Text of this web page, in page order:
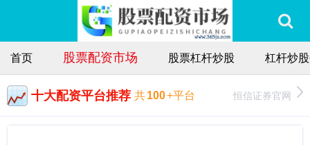
首页 股票配资市场 股票杠杆炒股 杠杆炒
十大配资平台推荐 共100+平台 恒信证券官网